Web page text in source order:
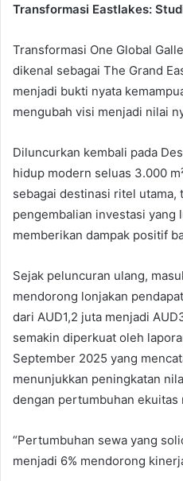
Transformasi Eastlakes:
Transformasi One Global
dikenal sebagai The Grand
menjadi bukti nyata
mengubah visi menjadi nilai
Diluncurkan kembali pada
hidup modern seluas 3.000
sebagai destinasi ritel utama,
pengembalian investasi yang
memberikan dampak positif
Sejak peluncuran ulang,
mendorong lonjakan
dari AUD1,2 juta menjadi
semakin diperkuat oleh
September 2025 yang
menunjukkan peningkatan
dengan pertumbuhan ekuitas
“Pertumbuhan sewa yang
menjadi 6% mendorong